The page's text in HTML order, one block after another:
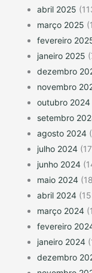
abril 2025
março 2025
fevereiro
janeiro 2025
dezembro
novembro
outubro 2024
setembro
agosto 2024
julho 2024
junho 2024
maio 2024
abril 2024
março 2024
fevereiro
janeiro 2024
dezembro